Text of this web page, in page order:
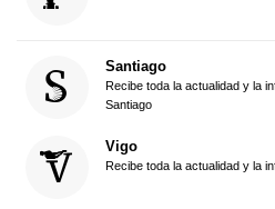
Santiago
Recibe toda la actualidad y la
Santiago
Vigo
Recibe toda la actualidad y la